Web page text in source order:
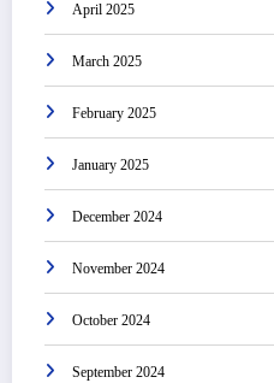
April 2025
March 2025
February 2025
January 2025
December 2024
November 2024
October 2024
September 2024